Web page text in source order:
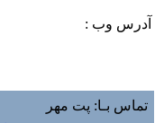
آدرس وب :‌
تماس بـا: پت مهر